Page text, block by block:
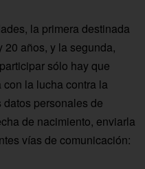
la primera destinada
años, y la segunda,
sólo hay que
la lucha contra la
personales de
de nacimiento, enviarla
vías de comunicación: